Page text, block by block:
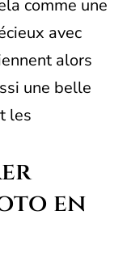
comme une
avec
alors
une belle
les
en